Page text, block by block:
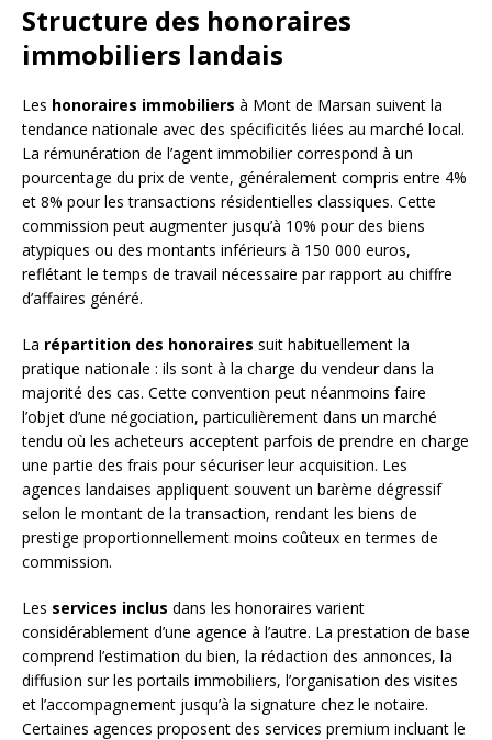
Structure des honoraires
immobiliers landais
Les honoraires immobiliers à Mont de Marsan suivent la
tendance nationale avec des spécificités liées au marché local.
La rémunération de l’agent immobilier correspond à un
pourcentage du prix de vente, généralement compris entre 4%
et 8% pour les transactions résidentielles classiques. Cette
commission peut augmenter jusqu’à 10% pour des biens
atypiques ou des montants inférieurs à 150 000 euros,
reflétant le temps de travail nécessaire par rapport au chiffre
d’affaires généré.
La répartition des honoraires suit habituellement la
pratique nationale : ils sont à la charge du vendeur dans la
majorité des cas. Cette convention peut néanmoins faire
l’objet d’une négociation, particulièrement dans un marché
tendu où les acheteurs acceptent parfois de prendre en charge
une partie des frais pour sécuriser leur acquisition. Les
agences landaises appliquent souvent un barème dégressif
selon le montant de la transaction, rendant les biens de
prestige proportionnellement moins coûteux en termes de
commission.
Les services inclus dans les honoraires varient
considérablement d’une agence à l’autre. La prestation de base
comprend l’estimation du bien, la rédaction des annonces, la
diffusion sur les portails immobiliers, l’organisation des visites
et l’accompagnement jusqu’à la signature chez le notaire.
Certaines agences proposent des services premium incluant le